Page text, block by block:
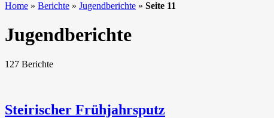
Home » Berichte » Jugendberichte » Seite 11
Jugendberichte
127 Berichte
Steirischer Frühjahrsputz